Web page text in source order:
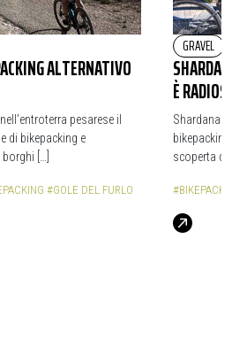
ALTERNATIVO
pesarese il
di bikepacking e
[…]
#GOLE DEL FURLO
GRAVEL
È
Shardana
scoperta